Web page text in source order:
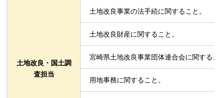
土地改良・国土調
査担当
土地改良事業の法手続に関すること。
土地改良財産に関すること。
宮崎県土地改良事業団体連合会に関する
用地事務に関すること。